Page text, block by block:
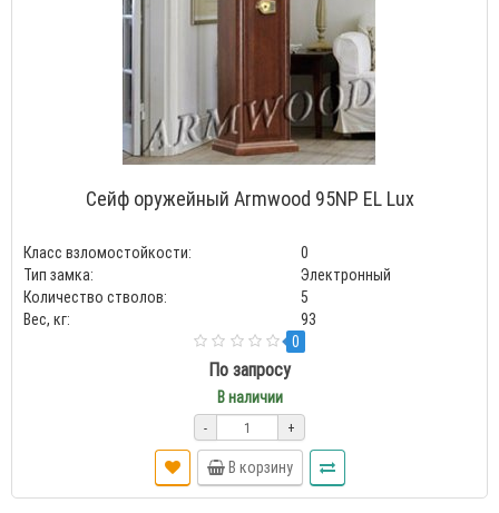
Сейф оружейный Armwood 95NP EL Lux
Класс взломостойкости:
0
Тип замка:
Электронный
Количество стволов:
5
Вес, кг:
93
0
По запросу
В наличии
- +
В корзину